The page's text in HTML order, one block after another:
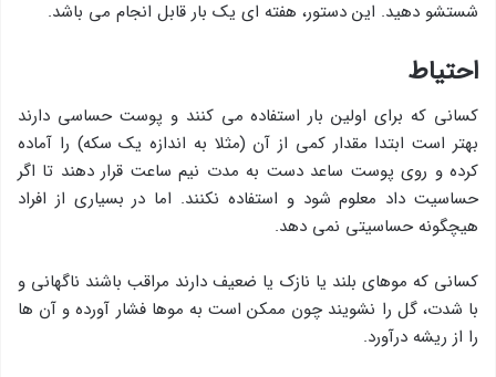
شستشو دهید. این دستور، هفته ای یک بار قابل انجام می باشد.
احتیاط
کسانی که برای اولین بار استفاده می کنند و پوست حساسی دارند
بهتر است ابتدا مقدار کمی از آن (مثلا به اندازه یک سکه) را آماده
کرده و روی پوست ساعد دست به مدت نیم ساعت قرار دهند تا اگر
حساسیت داد معلوم شود و استفاده نکنند. اما در بسیاری از افراد
هیچگونه حساسیتی نمی دهد.
کسانی که موهای بلند یا نازک یا ضعیف دارند مراقب باشند ناگهانی و
با شدت، گل را نشویند چون ممکن است به موها فشار آورده و آن ها
را از ریشه درآورد.